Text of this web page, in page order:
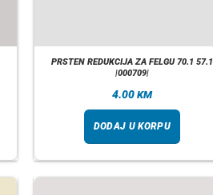
PRSTEN REDUKCIJA ZA FELGU 70.1 57.1
|000709|
4.00 KM
DODAJ U KORPU